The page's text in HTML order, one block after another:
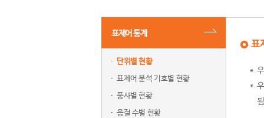
표제어 통계
단위별 현황
표제어 분석 기호별 현황
품사별 현황
음절 수별 현황
표